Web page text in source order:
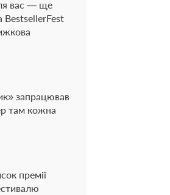
вас — ще
BestsellerFest
запрацював
там кожна
премії